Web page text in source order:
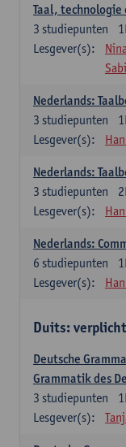
Taal,
3 studiepunten
Lesgever(s):
Nederlands:
3 studiepunten
Lesgever(s):
Nederlands:
3 studiepunten
Lesgever(s):
Nederlands:
6 studiepunten
Lesgever(s):
Duits:
Deutsche
Grammatik des
3 studiepunten
Lesgever(s):